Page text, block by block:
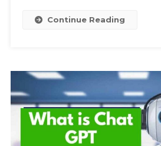
Continue Reading